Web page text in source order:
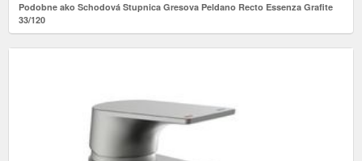
Podobne ako Schodová Stupnica Gresova Peldano Recto Essenza Grafite
33/120